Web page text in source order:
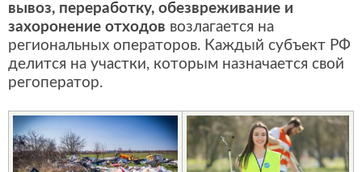
вывоз, переработку, обезвреживание и
захоронение отходов возлагается на
региональных операторов. Каждый субъект РФ
делится на участки, которым назначается свой
регоператор.